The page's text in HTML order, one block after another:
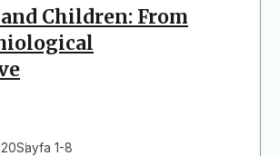
and Children: From
Sayfa 1-8